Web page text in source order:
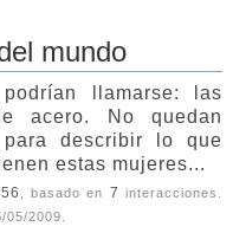
mundo
podrían llamarse: las
acero. No quedan
para describir lo que
estas mujeres...
, basado en 7 interacciones.
05/2009.